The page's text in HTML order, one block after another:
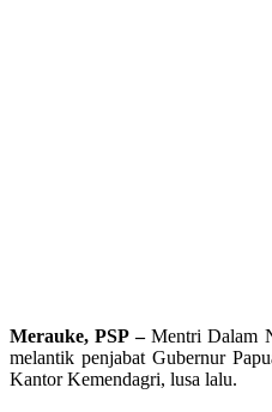
Merauke, PSP –Mentri Dalam
melantik penjabat Gubernur
Kantor Kemendagri, lusa lalu.